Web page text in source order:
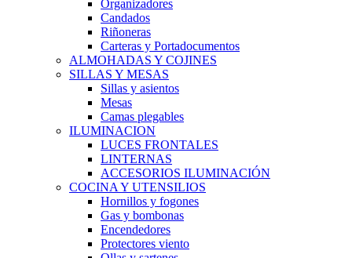
Organizadores
Candados
Riñoneras
Carteras y Portadocumentos
ALMOHADAS Y COJINES
SILLAS Y MESAS
Sillas y asientos
Mesas
Camas plegables
ILUMINACION
LUCES FRONTALES
LINTERNAS
ACCESORIOS ILUMINACIÓN
COCINA Y UTENSILIOS
Hornillos y fogones
Gas y bombonas
Encendedores
Protectores viento